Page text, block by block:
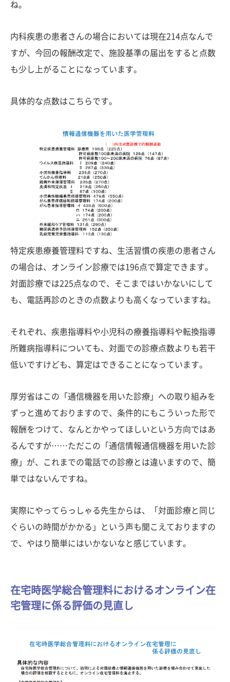
ね。
内科疾患の患者さんの場合においては現在214点なんで
すが、今回の報酬改定で、施設基準の届出をすると点数
も少し上がることになっています。
具体的な点数はこちらです。
特定疾患療養管理料ですね、生活習慣の疾患の患者さん
の場合は、オンライン診療では196点で算定できます。
対面診療では225点なので、そこまではいかないにして
も、電話再診のときの点数よりも高くなっていますね。
それぞれ、疾患指導料や小児科の療養指導料や転換指導
所難病指導料についても、対面での診療点数よりも若干
低いですけども、算定はできることになっています。
厚労省はこの「通信機器を用いた診療」への取り組みを
ずっと進めておりますので、条件的にもこういった形で
報酬をつけて、なんとかやってほしいという方向ではあ
るんですが……ただこの「通信情報通信機器を用いた診
療」が、これまでの電話での診療とは違いますので、簡
単ではないんですね。
実際にやってらっしゃる先生からは、「対面診療と同じ
ぐらいの時間がかかる」という声も聞こえておりますの
で、やはり簡単にはいかないなと感じています。
在宅時医学総合管理料におけるオンライン在
宅管理に係る評価の見直し